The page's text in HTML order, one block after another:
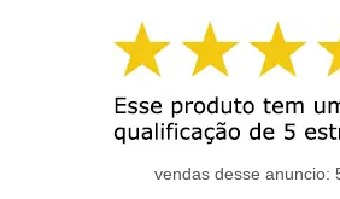
várias
variantes.
as
opções
podem
escolhidas
vendas desse anuncio: